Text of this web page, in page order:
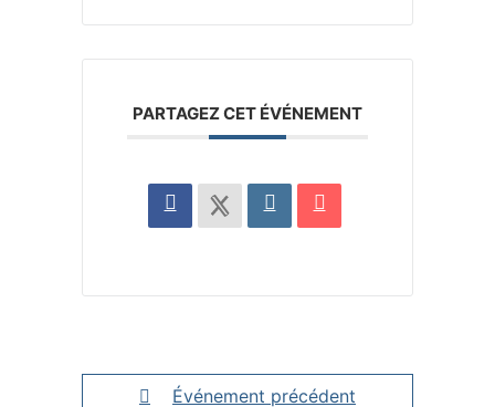
PARTAGEZ CET ÉVÉNEMENT
Événement précédent